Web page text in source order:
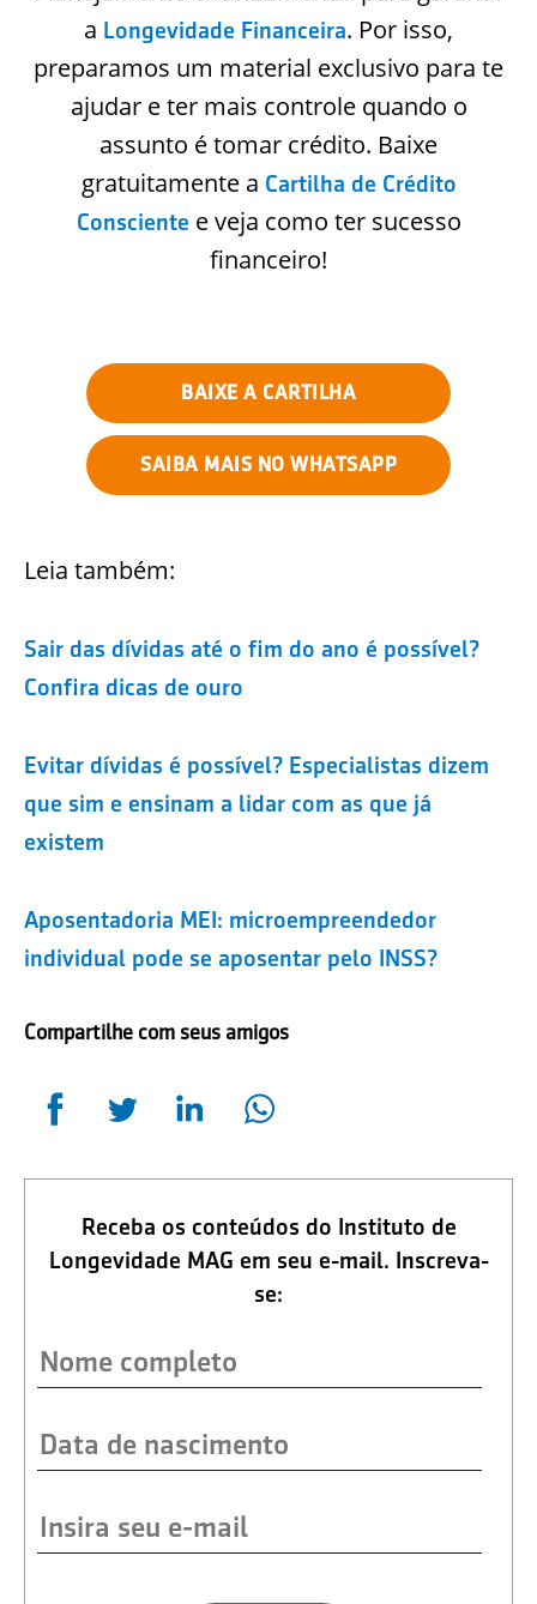
a Longevidade Financeira. Por isso,
preparamos um material exclusivo para te
ajudar e ter mais controle quando o
assunto é tomar crédito. Baixe
gratuitamente a Cartilha de Crédito
Consciente e veja como ter sucesso
financeiro!
BAIXE A CARTILHA
SAIBA MAIS NO WHATSAPP
Leia também:
Sair das dívidas até o fim do ano é possível?
Confira dicas de ouro
Evitar dívidas é possível? Especialistas dizem
que sim e ensinam a lidar com as que já
existem
Aposentadoria MEI: microempreendedor
individual pode se aposentar pelo INSS?
Compartilhe com seus amigos
Receba os conteúdos do Instituto de
Longevidade MAG em seu e-mail. Inscreva-
se: